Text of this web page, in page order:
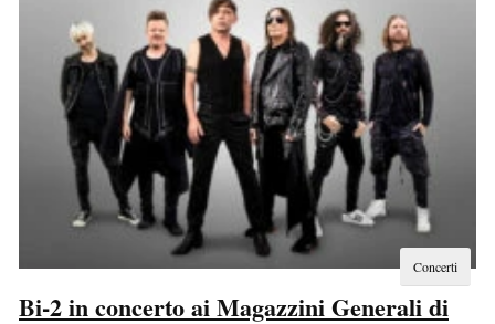
Concerti
Bi-2 in concerto ai Magazzini Generali di